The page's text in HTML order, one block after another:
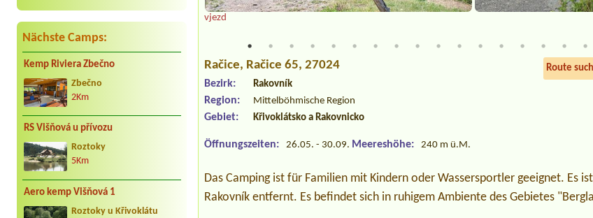
Nächste Camps:
Kemp Riviera Zbečno
Zbečno
2Km
RS Višňová u přívozu
Roztoky
5Km
Aero kemp Višňová 1
Roztoky u Křivoklátu
vjezd
Račice, Račice 65, 27024 Route
Bezirk: Rakovník
Region: Mittelböhmische Region
Gebiet: Křivoklátsko a Rakovnicko
Öffnungszeiten: 26.05. - 30.09. Meereshöhe: 240 m ü.M.
Das Camping ist für Familien mit Kindern oder Wassersportler geeignet. Es
Rakovník entfernt. Es befindet sich in ruhigem Ambiente des Gebietes